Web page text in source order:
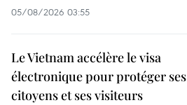
05/08/2026 03:55
Le Vietnam accélère le visa
électronique pour protéger ses
citoyens et ses visiteurs